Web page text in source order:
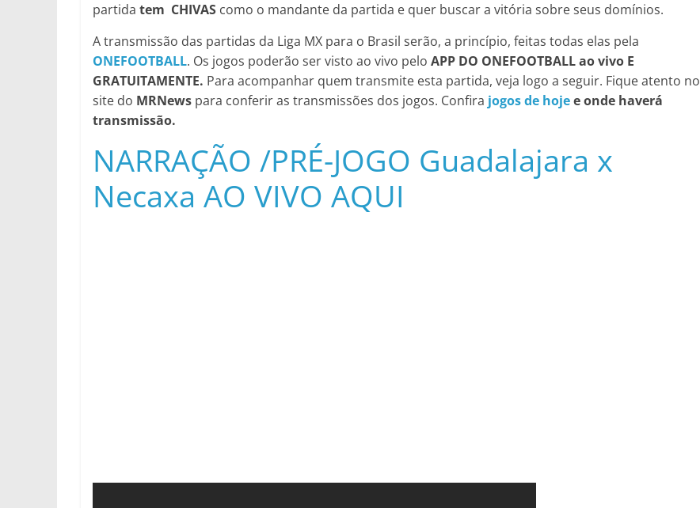
partida tem CHIVAS como o mandante da partida e quer buscar a vitória sobre seus domínios.
A transmissão das partidas da Liga MX para o Brasil serão, a princípio, feitas todas elas pela
ONEFOOTBALL. Os jogos poderão ser visto ao vivo pelo APP DO ONEFOOTBALL ao vivo E
GRATUITAMENTE. Para acompanhar quem transmite esta partida, veja logo a seguir. Fique atento no
site do MRNews para conferir as transmissões dos jogos. Confira jogos de hojee onde haverá
transmissão.
NARRAÇÃO /PRÉ-JOGO Guadalajara x
Necaxa AO VIVO AQUI